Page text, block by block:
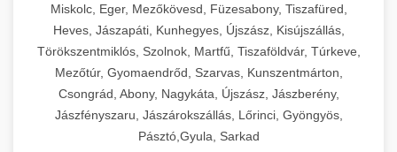
Miskolc, Eger, Mezőkövesd, Füzesabony, Tiszafüred,
Heves, Jászapáti, Kunhegyes, Újszász, Kisújszállás,
Törökszentmiklós, Szolnok, Martfű, Tiszaföldvár, Túrkeve,
Mezőtúr, Gyomaendrőd, Szarvas, Kunszentmárton,
Csongrád, Abony, Nagykáta, Újszász, Jászberény,
Jászfényszaru, Jászárokszállás, Lőrinci, Gyöngyös,
Pásztó,Gyula, Sarkad